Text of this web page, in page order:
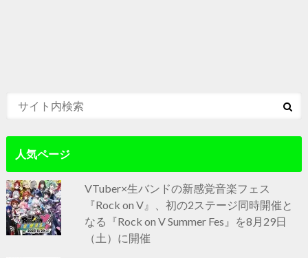
人気ページ
VTuber×生バンドの新感覚音楽フェス
『Rock on V』、初の2ステージ同時開催と
なる『Rock on V Summer Fes』を8月29日
（土）に開催